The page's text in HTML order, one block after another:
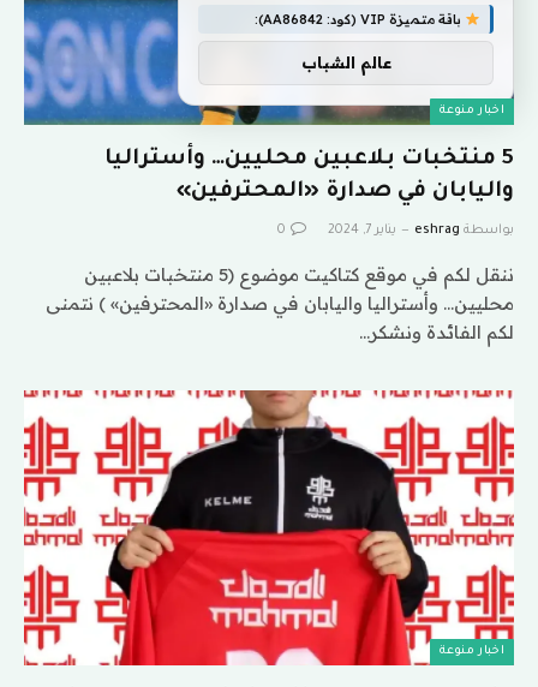
اخبار منوعة
5 منتخبات بلاعبين محليين… وأستراليا
واليابان في صدارة «المحترفين»
بواسطة eshrag يناير 7, 2024 0
ننقل لكم في موقع كتاكيت موضوع (5 منتخبات بلاعبين
محليين… وأستراليا واليابان في صدارة «المحترفين» ) نتمنى
لكم الفائدة ونشكر…
اخبار منوعة
باقة متميزة VIP (كود: AA86842):
عالم الشباب